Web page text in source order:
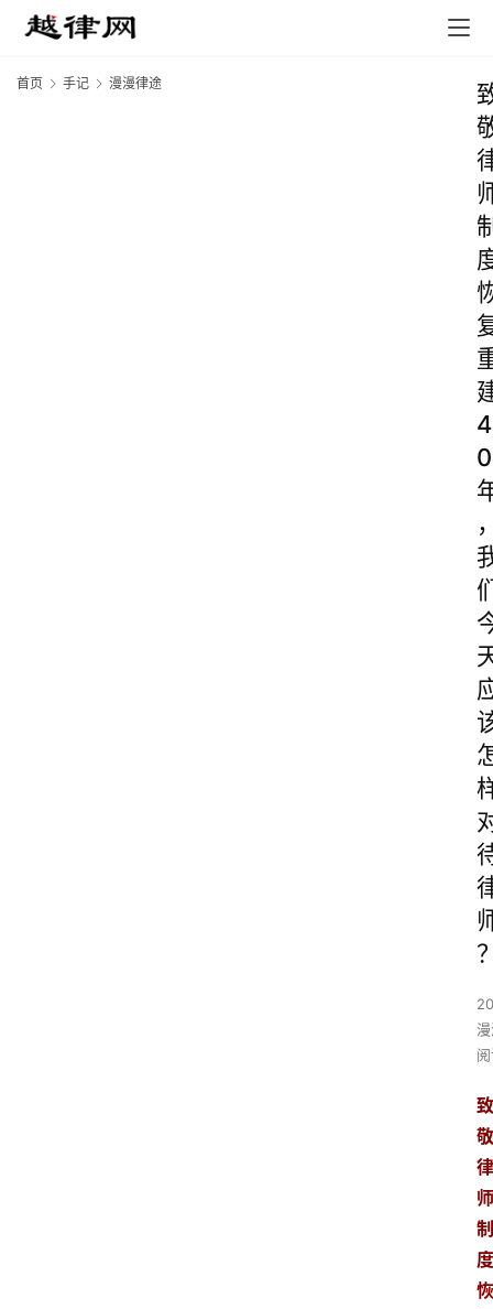
首页 手记 漫漫律途
4
0
致
敬
律
师
制
度
恢